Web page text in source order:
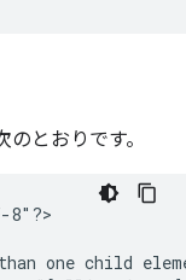
とおりです。
8"?>
than one child